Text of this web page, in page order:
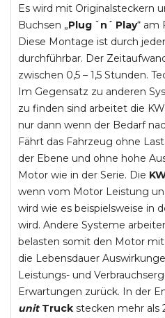
Es wird mit Originalsteckern
Buchsen „Plug `n´ Play“ am
Diese Montage ist durch
durchführbar. Der
zwischen 0,5 – 1,5 Stunden.
Im Gegensatz zu anderen
zu finden sind arbeitet die
nur dann wenn der Bedarf
Fährt das Fahrzeug ohne
der Ebene und ohne hohe
Motor wie in der Serie. Die
wenn vom Motor Leistung
wird wie es beispielsweise in
wird. Andere Systeme
belasten somit den Motor
die Lebensdauer
Leistungs- und
Erwartungen zurück. In der
unit Truck stecken mehr als